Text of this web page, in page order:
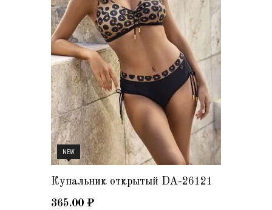
NEW
Купальник открытый DA-26121
365.00 ₽